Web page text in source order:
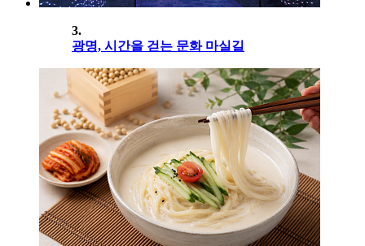
3.
광명, 시간을 걷는 문화 마실길